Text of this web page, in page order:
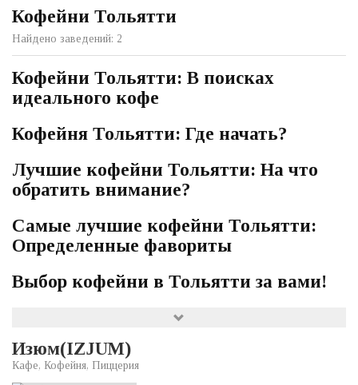
Кофейни Тольятти
Найдено заведений: 2
Кофейни Тольятти: В поисках
идеального кофе
Кофейня Тольятти: Где начать?
Лучшие кофейни Тольятти: На что
обратить внимание?
Самые лучшие кофейни Тольятти:
Определенные фавориты
Выбор кофейни в Тольятти за вами!
Изюм(IZJUM)
Кафе, Кофейня, Пиццерия